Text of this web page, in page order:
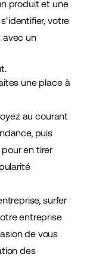
produit et une
votre
avec un
une place à
au courant
puis
en tirer
surfer
entreprise
de vous
des